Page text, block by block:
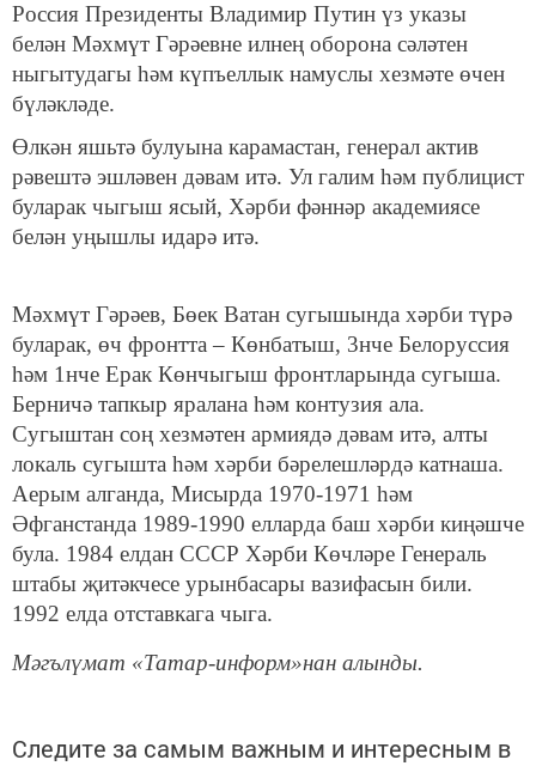
Россия Президенты Владимир Путин үз указы
белән Мәхмүт Гәрәевне илнең оборона сәләтен
ныгытудагы һәм күпъеллык намуслы хезмәте өчен
бүләкләде.
Өлкән яшьтә булуына карамастан, генерал актив
рәвештә эшләвен дәвам итә. Ул галим һәм публицист
буларак чыгыш ясый, Хәрби фәннәр академиясе
белән уңышлы идарә итә.
Мәхмүт Гәрәев, Бөек Ватан сугышында хәрби түрә
буларак, өч фронтта – Көнбатыш, 3нче Белоруссия
һәм 1нче Ерак Көнчыгыш фронтларында сугыша.
Берничә тапкыр яралана һәм контузия ала.
Сугыштан соң хезмәтен армиядә дәвам итә, алты
локаль сугышта һәм хәрби бәрелешләрдә катнаша.
Аерым алганда, Мисырда 1970-1971 һәм
Әфганстанда 1989-1990 елларда баш хәрби киңәшче
була. 1984 елдан СССР Хәрби Көчләре Генераль
штабы җитәкчесе урынбасары вазифасын били.
1992 елда отставкага чыга.
Мәгълүмат «Татар-информ»нан алынды.
Следите за самым важным и интересным в